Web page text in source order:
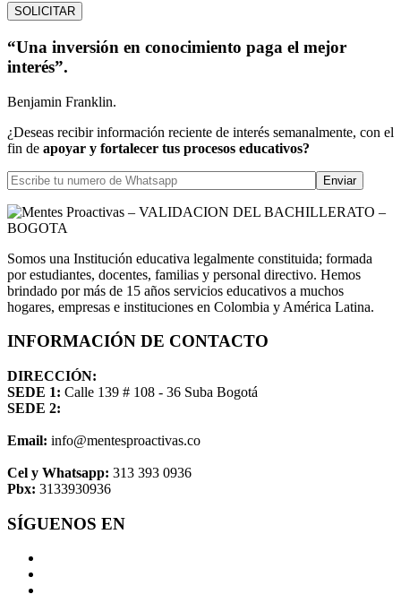
“Una inversión en conocimiento paga el mejor
interés”.
Benjamin Franklin.
¿Deseas recibir información reciente de interés semanalmente, con el
fin de apoyar y fortalecer tus procesos educativos?
Somos una Institución educativa legalmente constituida; formada
por estudiantes, docentes, familias y personal directivo. Hemos
brindado por más de 15 años servicios educativos a muchos
hogares, empresas e instituciones en Colombia y América Latina.
INFORMACIÓN DE CONTACTO
DIRECCIÓN:
SEDE 1: Calle 139 # 108 - 36 Suba Bogotá
SEDE 2:
Email: info@mentesproactivas.co
Cel y Whatsapp: 313 393 0936
Pbx: 3133930936
SÍGUENOS EN